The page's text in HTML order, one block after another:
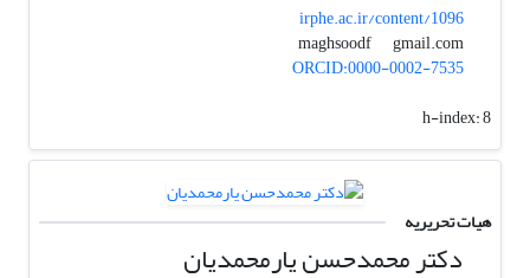
irphe.ac.ir/content/1096
maghsoodf
gmail.com
ORCID:0000-0002-7535
h-index:8
هیات تحریریه
دکتر محمدحسن یارمحمدیان